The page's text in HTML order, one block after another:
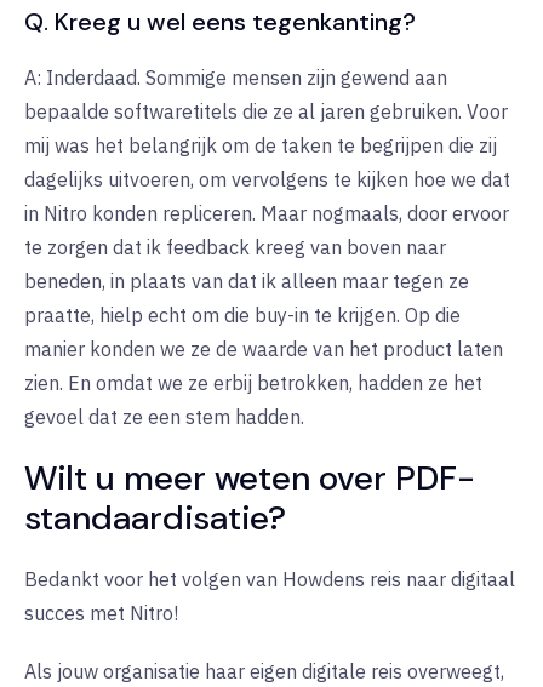
Q. Kreeg u wel eens tegenkanting?
A: Inderdaad. Sommige mensen zijn gewend aan
bepaalde softwaretitels die ze al jaren gebruiken. Voor
mij was het belangrijk om de taken te begrijpen die zij
dagelijks uitvoeren, om vervolgens te kijken hoe we dat
in Nitro konden repliceren. Maar nogmaals, door ervoor
te zorgen dat ik feedback kreeg van boven naar
beneden, in plaats van dat ik alleen maar tegen ze
praatte, hielp echt om die buy-in te krijgen. Op die
manier konden we ze de waarde van het product laten
zien. En omdat we ze erbij betrokken, hadden ze het
gevoel dat ze een stem hadden.
Wilt u meer weten over PDF-
standaardisatie?
Bedankt voor het volgen van Howdens reis naar digitaal
succes met Nitro!
Als jouw organisatie haar eigen digitale reis overweegt,